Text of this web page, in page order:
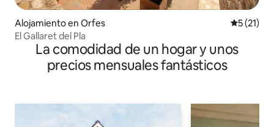
Alojamiento en Orfes
5 (21)
El Gallaret del Pla
La comodidad de un hogar y unos
precios mensuales fantásticos